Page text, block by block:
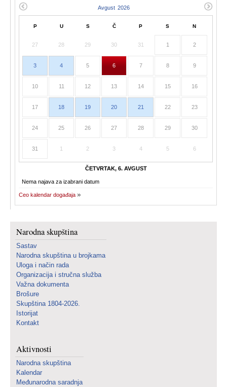
P U S Č P S N
27 28 29 30 31 1 2
3 4 5 6 7 8 9
10 11 12 13 14 15 16
17 18 19 20 21 22 23
24 25 26 27 28 29 30
31 1 2 3 4 5 6
ČETVRTAK, 6. AVGUST
Nema najava za izabrani datum
Ceo kalendar događaja
Narodna skupština
Sastav
Narodna skupština u brojkama
Uloga i način rada
Organizacija i stručna služba
Važna dokumenta
Brošure
Skupština 1804-2026.
Istorijat
Kontakt
Aktivnosti
Narodna skupština
Kalendar
Međunarodna saradnja